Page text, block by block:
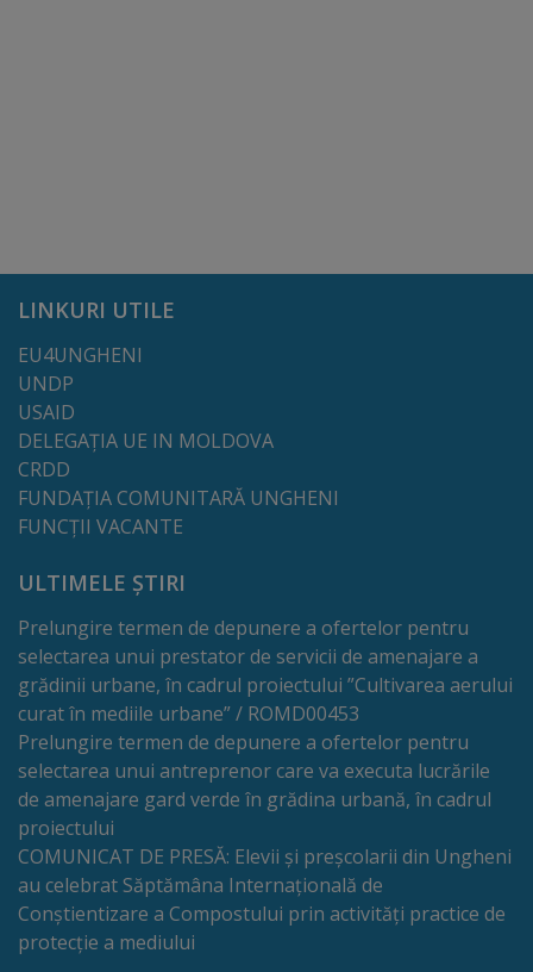
în
imagini
video
Galerii
foto
Administrație
Primărie
Primar
Viceprimari
Organigrama
Aparatul
primăriei
LINKURI UTILE
EU4UNGHENI
UNDP
USAID
DELEGAȚIA UE IN MOLDOVA
CRDD
FUNDAȚIA COMUNITARĂ UNGHENI
FUNCȚII VACANTE
ULTIMELE ȘTIRI
Prelungire termen de depunere a ofertelor pentru
selectarea unui prestator de servicii de amenajare a
grădinii urbane, în cadrul proiectului ”Cultivarea aerului
curat în mediile urbane” / ROMD00453
Prelungire termen de depunere a ofertelor pentru
selectarea unui antreprenor care va executa lucrările
de amenajare gard verde în grădina urbană, în cadrul
proiectului
COMUNICAT DE PRESĂ: Elevii și preșcolarii din Ungheni
au celebrat Săptămâna Internațională de
Conștientizare a Compostului prin activități practice de
protecție a mediului